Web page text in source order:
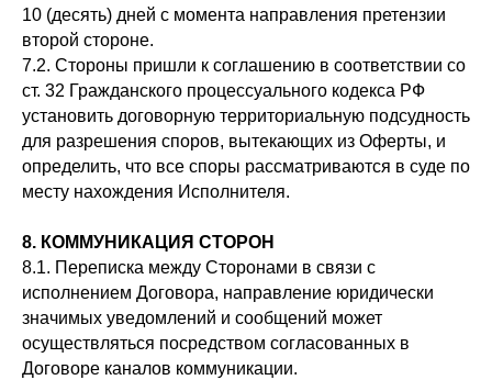
10 (десять) дней с момента направления претензии
второй стороне.
7.2. Стороны пришли к соглашению в соответствии со
ст. 32 Гражданского процессуального кодекса РФ
установить договорную территориальную подсудность
для разрешения споров, вытекающих из Оферты, и
определить, что все споры рассматриваются в суде по
месту нахождения Исполнителя.
8. КОММУНИКАЦИЯ СТОРОН
8.1. Переписка между Сторонами в связи с
исполнением Договора, направление юридически
значимых уведомлений и сообщений может
осуществляться посредством согласованных в
Договоре каналов коммуникации.